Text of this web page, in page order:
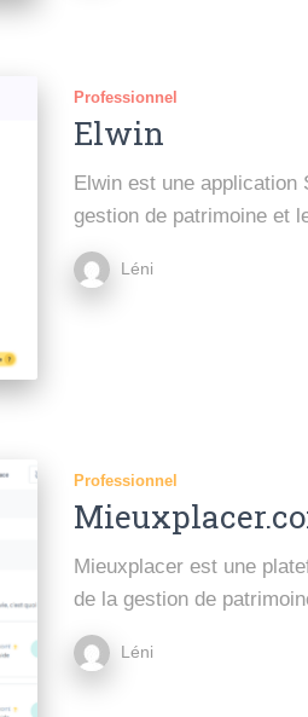
Professionnel
Elwin
Elwin est une application
gestion de patrimoine et
Léni
Professionnel
Mieuxplacer est une
de la gestion de
Léni